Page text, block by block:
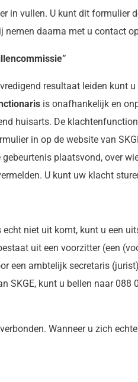
in vullen. U kunt dit
nemen daarna met u contact
resultaat leiden kunt
is onafhankelijk en
huisarts. De
in op de website van
plaatsvond, over
U kunt uw klacht
niet uit komt, kunt u een
uit een voorzitter (een
een ambtelijk secretaris
SKGE, kunt u bellen naar 088
Wanneer u zich